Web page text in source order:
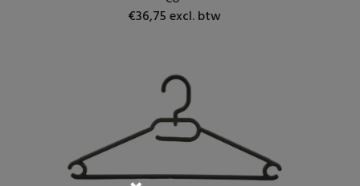
€36,75 excl. btw